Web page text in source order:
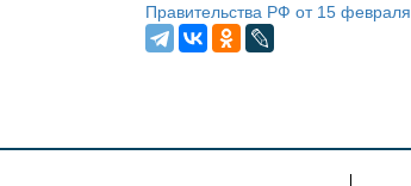
Правительства РФ от 15